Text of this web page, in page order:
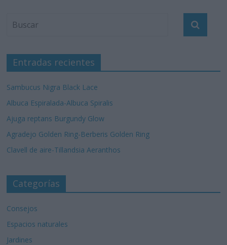
Entradas recientes
Sambucus Nigra Black Lace
Albuca Espiralada-Albuca Spiralis
Ajuga reptans Burgundy Glow
Agradejo Golden Ring-Berberis Golden Ring
Clavell de aire-Tillandsia Aeranthos
Categorías
Consejos
Espacios naturales
Jardines